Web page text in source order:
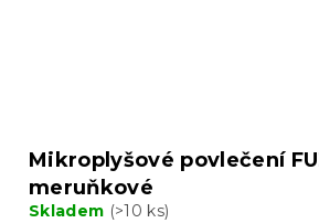
Mikroplyšové povlečení
meruňkové
Skladem (>10 ks)